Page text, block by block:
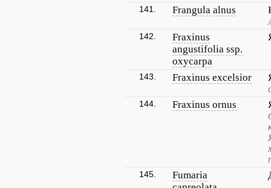
141. Frangula alnus
142.
Fraxinus
angustifolia ssp.
oxycarpa
143. Fraxinus excelsior
144. Fraxinus ornus
145.
Fumaria